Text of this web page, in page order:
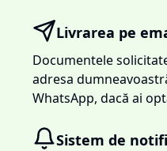
Livrarea pe
Documentele
adresa
WhatsApp, dacă ai
Sistem de